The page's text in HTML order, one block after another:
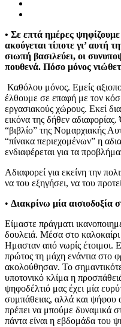
• Σε επτά ημέρες
ακούγεται τίποτε γι’ αυτή
σιωπή βασιλεύει, οι
πουθενά. Πόσο μόνος
Καθόλου μόνος. Εμείς
έλθουμε σε επαφή με τον
εργασιακούς χώρους. Εκεί
εικόνα της δήθεν
“βιβλίο” της Νομαρχιακής
“πίνακα περιεχομένων” η
ενδιαφέρεται για τα
Αδιαφορεί για εκείνη την
να του εξηγήσει, να του
• Διακρίνω μία αισιοδοξία
Είμαστε πράγματι
δουλειά. Μέσα στο
Ημασταν από νωρίς έτοιμοι.
πρώτος τη μάχη ενάντια στο
ακολούθησαν. Το
υποτονικό κλίμα η
ψηφοδέλτιό μας έχει μία
συμπάθειας, αλλά και
πρέπει να μπούμε δυναμικά
πάντα είναι η εβδομάδα του